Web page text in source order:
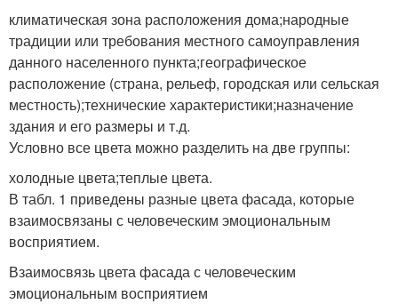
климатическая зона расположения дома;народные
традиции или требования местного самоуправления
данного населенного пункта;географическое
расположение (страна, рельеф, городская или сельская
местность);технические характеристики;назначение
здания и его размеры и т.д.
Условно все цвета можно разделить на две группы:
холодные цвета;теплые цвета.
В табл. 1 приведены разные цвета фасада, которые
взаимосвязаны с человеческим эмоциональным
восприятием.
Взаимосвязь цвета фасада с человеческим
эмоциональным восприятием